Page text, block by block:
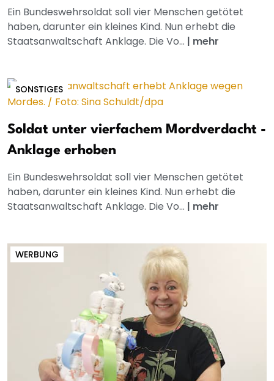
Ein Bundeswehrsoldat soll vier Menschen getötet
haben, darunter ein kleines Kind. Nun erhebt die
Staatsanwaltschaft Anklage. Die Vo... | mehr
SONSTIGES
Soldat unter vierfachem Mordverdacht -
Anklage erhoben
Ein Bundeswehrsoldat soll vier Menschen getötet
haben, darunter ein kleines Kind. Nun erhebt die
Staatsanwaltschaft Anklage. Die Vo... | mehr
WERBUNG